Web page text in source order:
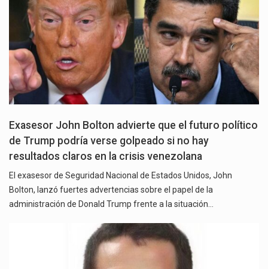
Exasesor John Bolton advierte que el futuro político
de Trump podría verse golpeado si no hay
resultados claros en la crisis venezolana
El exasesor de Seguridad Nacional de Estados Unidos, John
Bolton, lanzó fuertes advertencias sobre el papel de la
administración de Donald Trump frente a la situación…